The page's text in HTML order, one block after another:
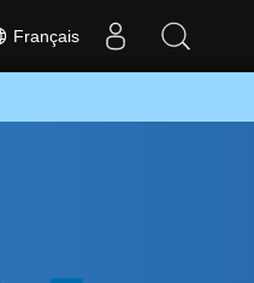
Français